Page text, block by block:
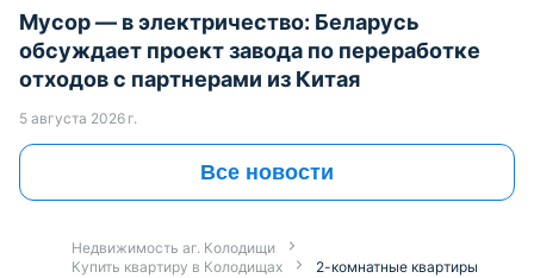
Мусор — в электричество: Беларусь
обсуждает проект завода по переработке
отходов с партнерами из Китая
5 августа 2026 г.
Все новости
Недвижимость аг. Колодищи
Купить квартиру в Колодищах
2-комнатные квартиры